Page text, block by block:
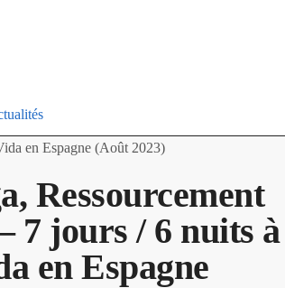
en Espagne (Août 2023)
Ressourcement
7 jours / 6 nuits à
en Espagne